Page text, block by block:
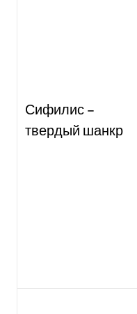
Сифилис –
твердый шанкр